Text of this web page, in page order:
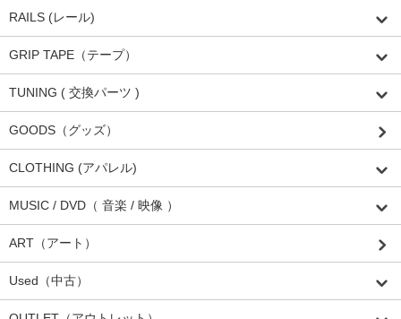
RAILS (レール)
GRIP TAPE（テープ）
TUNING ( 交換パーツ )
GOODS（グッズ）
CLOTHING (アパレル)
MUSIC / DVD（ 音楽 / 映像 ）
ART（アート）
Used（中古）